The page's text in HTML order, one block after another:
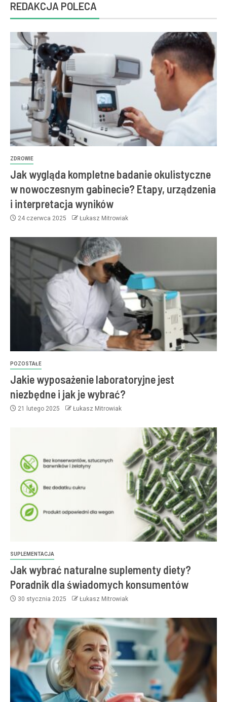
REDAKCJA POLECA
ZDROWIE
Jak wygląda kompletne badanie okulistyczne
w nowoczesnym gabinecie? Etapy, urządzenia
i interpretacja wyników
24 czerwca 2025 Łukasz Mitrowiak
POZOSTAŁE
Jakie wyposażenie laboratoryjne jest
niezbędne i jak je wybrać?
21 lutego 2025 Łukasz Mitrowiak
SUPLEMENTACJA
Jak wybrać naturalne suplementy diety?
Poradnik dla świadomych konsumentów
30 stycznia 2025 Łukasz Mitrowiak